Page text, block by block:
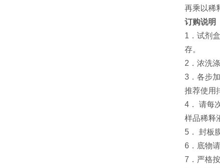
再乘以稀
订购说明
1．试剂
存。
2．浓洗
3．各步
推荐使用
4． 请每
样品稀释
5． 封板
6．底物
7．严格